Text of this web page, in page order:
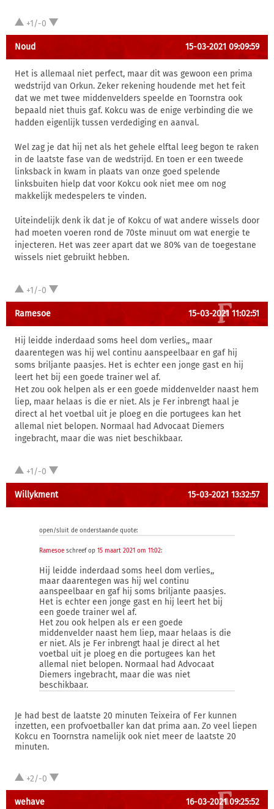
+1/-0
Noud 15-03-2021 09:09:59
Het is allemaal niet perfect, maar dit was gewoon een prima
wedstrijd van Orkun. Zeker rekening houdende met het feit
dat we met twee middenvelders speelde en Toornstra ook
bepaald niet thuis gaf. Kokcu was de enige verbinding die we
hadden eigenlijk tussen verdediging en aanval.
Wel zag je dat hij net als het gehele elftal leeg begon te raken
in de laatste fase van de wedstrijd. En toen er een tweede
linksback in kwam in plaats van onze goed spelende
linksbuiten hielp dat voor Kokcu ook niet mee om nog
makkelijk medespelers te vinden.
Uiteindelijk denk ik dat je of Kokcu of wat andere wissels door
had moeten voeren rond de 70ste minuut om wat energie te
injecteren. Het was zeer apart dat we 80% van de toegestane
wissels niet gebruikt hebben.
+1/-0
Ramesoe 15-03-2021 11:02:51
Hij leidde inderdaad soms heel dom verlies,, maar
daarentegen was hij wel continu aanspeelbaar en gaf hij
soms briljante paasjes. Het is echter een jonge gast en hij
leert het bij een goede trainer wel af.
Het zou ook helpen als er een goede middenvelder naast hem
liep, maar helaas is die er niet. Als je Fer inbrengt haal je
direct al het voetbal uit je ploeg en die portugees kan het
allemal niet belopen. Normaal had Advocaat Diemers
ingebracht, maar die was niet beschikbaar.
+1/-0
Willykment 15-03-2021 13:32:57
open/sluit de onderstaande quote:
Ramesoe schreef op 15 maart 2021 om 11:02:
Hij leidde inderdaad soms heel dom verlies,,
maar daarentegen was hij wel continu
aanspeelbaar en gaf hij soms briljante paasjes.
Het is echter een jonge gast en hij leert het bij
een goede trainer wel af.
Het zou ook helpen als er een goede
middenvelder naast hem liep, maar helaas is die
er niet. Als je Fer inbrengt haal je direct al het
voetbal uit je ploeg en die portugees kan het
allemal niet belopen. Normaal had Advocaat
Diemers ingebracht, maar die was niet
beschikbaar.
Je had best de laatste 20 minuten Teixeira of Fer kunnen
inzetten, een profvoetballer kan dat prima aan. Zo veel liepen
Kokcu en Toornstra namelijk ook niet meer de laatste 20
minuten.
+2/-0
wehave 16-03-2021 09:25:52